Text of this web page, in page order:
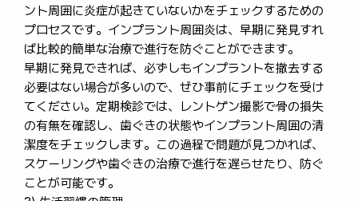
ント周囲に炎症が起きていないかをチェックするための
プロセスです。インプラント周囲炎は、早期に発見すれ
ば比較的簡単な治療で進行を防ぐことができます。
早期に発見できれば、必ずしもインプラントを撤去する
必要はない場合が多いので、ぜひ事前にチェックを受け
てください。定期検診では、レントゲン撮影で骨の損失
の有無を確認し、歯ぐきの状態やインプラント周囲の清
潔度をチェックします。この過程で問題が見つかれば、
スケーリングや歯ぐきの治療で進行を遅らせたり、防ぐ
ことが可能です。